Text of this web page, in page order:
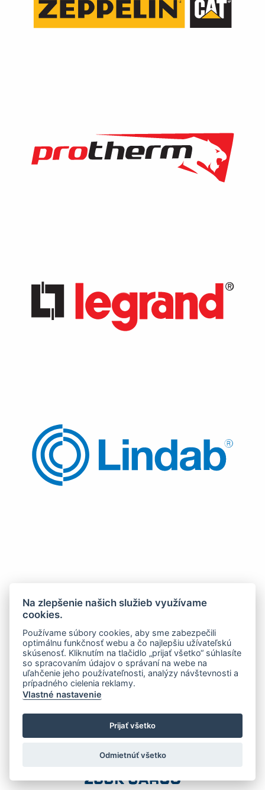
Na zlepšenie našich služieb využívame
cookies.
Používame súbory cookies, aby sme zabezpečili
optimálnu funkčnosť webu a čo najlepšiu užívateľskú
skúsenosť. Kliknutím na tlačidlo „prijať všetko“ súhlasíte
so spracovaním údajov o správaní na webe na
uľahčenie jeho používateľnosti, analýzy návštevnosti a
prípadného cielenia reklamy.
Vlastné nastavenie
Prijať všetko
Odmietnúť všetko